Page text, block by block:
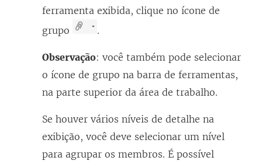
ferramenta exibida, clique no ícone de
grupo
.
Observação: você também pode selecionar
o ícone de grupo na barra de ferramentas,
na parte superior da área de trabalho.
Se houver vários níveis de detalhe na
exibição, você deve selecionar um nível
para agrupar os membros. É possível